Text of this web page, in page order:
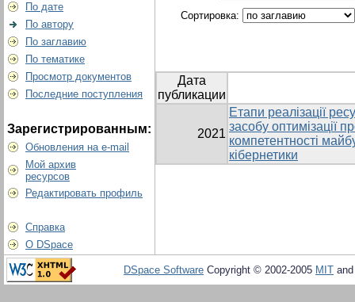
По дате
По автору
По заглавию
По тематике
Просмотр документов
Последние поступления
Зарегистрированным:
Обновления на e-mail
Мой архив
ресурсов
Редактировать профиль
Справка
О DSpace
Сортировка:
Дата
публикации
2021
Етапи реалізації
засобу оптимізації
компетентності
кібернетики
DSpace Software Copyright © 2002-2005 MIT